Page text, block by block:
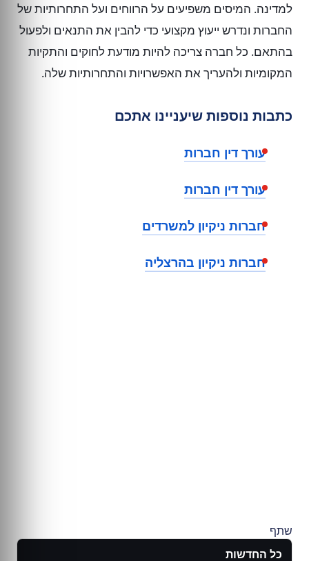
למדינה. המיסים משפיעים על הרווחים ועל התחרותיות של
החברות ונדרש ייעוץ מקצועי כדי להבין את התנאים ולפעול
בהתאם. כל חברה צריכה להיות מודעת לחוקים והתקיות
המקומיות ולהעריך את האפשרויות והתחרותיות שלה.
כתבות נוספות שיעניינו אתכם
עורך דין חברות
עורך דין חברות
חברות ניקיון למשרדים
חברות ניקיון בהרצליה
שתף
כל החדשות